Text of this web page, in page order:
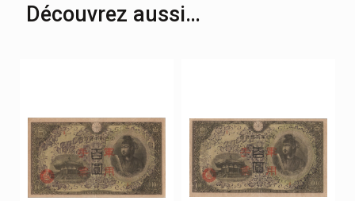
Découvrez aussi…